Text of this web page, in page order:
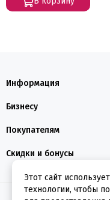
Информация
Бизнесу
Покупателям
Скидки и бонусы
Этот сайт
технологии, чтобы